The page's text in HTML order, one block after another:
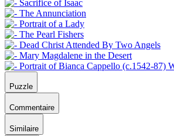
Puzzle
Commentaire
Similaire